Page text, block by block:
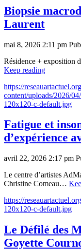
Biopsie
Laurent
mai 8, 2026 2:11 pm
Résidence + exposition
Keep reading
https://
content/uploads/2026/
120x120-c-default.jpg
Fatigue et
d’expérience
avril 22, 2026 2:17 pm
Le centre d’artistes
Christine Comeau…
https://
120x120-c-default.jpg
Le Défilé des
Goyette